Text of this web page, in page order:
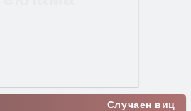
Случаен виц